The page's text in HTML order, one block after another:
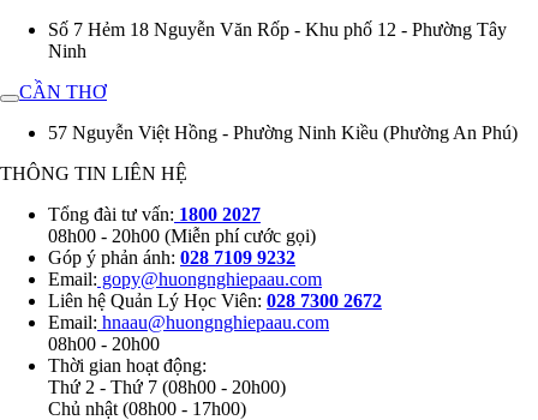
Số 7 Hẻm 18 Nguyễn Văn Rốp - Khu phố 12 - Phường Tây
Ninh
CẦN THƠ
57 Nguyễn Việt Hồng - Phường Ninh Kiều (Phường An Phú)
THÔNG TIN LIÊN HỆ
Tổng đài tư vấn: 1800 2027
08h00 - 20h00 (Miễn phí cước gọi)
Góp ý phản ánh: 028 7109 9232
Email: gopy@huongnghiepaau.com
Liên hệ Quản Lý Học Viên: 028 7300 2672
Email: hnaau@huongnghiepaau.com
08h00 - 20h00
Thời gian hoạt động:
Thứ 2 - Thứ 7 (08h00 - 20h00)
Chủ nhật (08h00 - 17h00)